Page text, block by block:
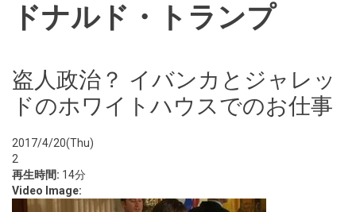
ドナルド・トランプ
盗人政治？ イバンカとジャレッ
ドのホワイトハウスでのお仕事
2017/4/20(Thu)
2
再生時間: 14分
Video Image: